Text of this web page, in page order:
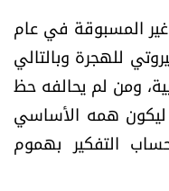
غير المسبوقة في عام
للهجرة وبالتالي
ومن لم يحالفه حظ
ليكون همه الأساسي
التفكير بهموم